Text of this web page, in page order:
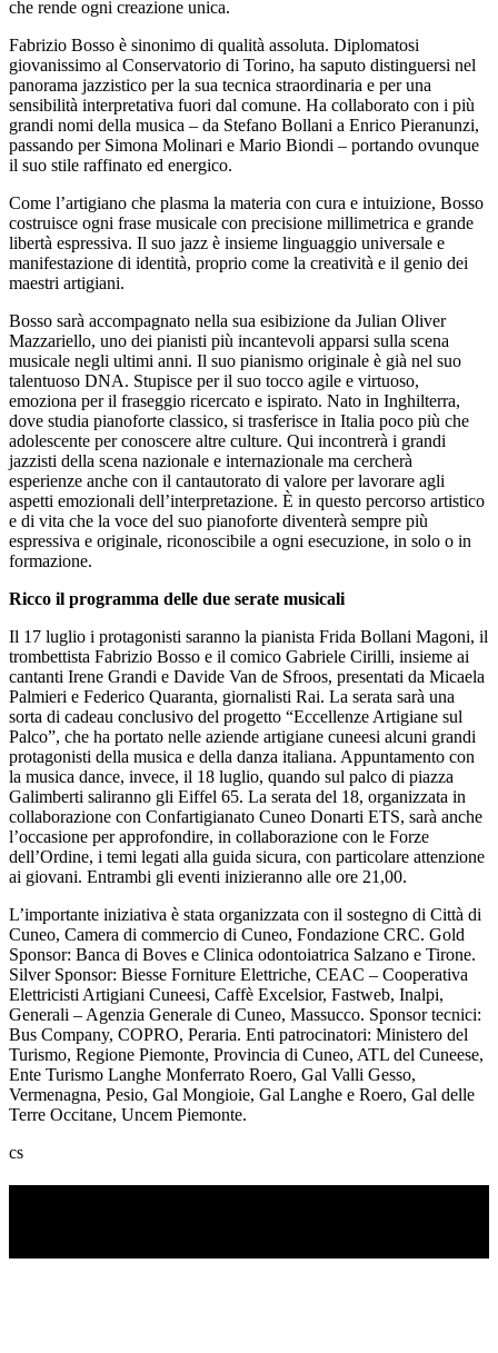
che rende ogni creazione unica.
Fabrizio Bosso è sinonimo di qualità assoluta. Diplomatosi
giovanissimo al Conservatorio di Torino, ha saputo distinguersi nel
panorama jazzistico per la sua tecnica straordinaria e per una
sensibilità interpretativa fuori dal comune. Ha collaborato con i più
grandi nomi della musica – da Stefano Bollani a Enrico Pieranunzi,
passando per Simona Molinari e Mario Biondi – portando ovunque
il suo stile raffinato ed energico.
Come l’artigiano che plasma la materia con cura e intuizione, Bosso
costruisce ogni frase musicale con precisione millimetrica e grande
libertà espressiva. Il suo jazz è insieme linguaggio universale e
manifestazione di identità, proprio come la creatività e il genio dei
maestri artigiani.
Bosso sarà accompagnato nella sua esibizione da Julian Oliver
Mazzariello, uno dei pianisti più incantevoli apparsi sulla scena
musicale negli ultimi anni. Il suo pianismo originale è già nel suo
talentuoso DNA. Stupisce per il suo tocco agile e virtuoso,
emoziona per il fraseggio ricercato e ispirato. Nato in Inghilterra,
dove studia pianoforte classico, si trasferisce in Italia poco più che
adolescente per conoscere altre culture. Qui incontrerà i grandi
jazzisti della scena nazionale e internazionale ma cercherà
esperienze anche con il cantautorato di valore per lavorare agli
aspetti emozionali dell’interpretazione. È in questo percorso artistico
e di vita che la voce del suo pianoforte diventerà sempre più
espressiva e originale, riconoscibile a ogni esecuzione, in solo o in
formazione.
Ricco il programma delle due serate musicali
Il 17 luglio i protagonisti saranno la pianista Frida Bollani Magoni, il
trombettista Fabrizio Bosso e il comico Gabriele Cirilli, insieme ai
cantanti Irene Grandi e Davide Van de Sfroos, presentati da Micaela
Palmieri e Federico Quaranta, giornalisti Rai. La serata sarà una
sorta di cadeau conclusivo del progetto “Eccellenze Artigiane sul
Palco”, che ha portato nelle aziende artigiane cuneesi alcuni grandi
protagonisti della musica e della danza italiana. Appuntamento con
la musica dance, invece, il 18 luglio, quando sul palco di piazza
Galimberti saliranno gli Eiffel 65. La serata del 18, organizzata in
collaborazione con Confartigianato Cuneo Donarti ETS, sarà anche
l’occasione per approfondire, in collaborazione con le Forze
dell’Ordine, i temi legati alla guida sicura, con particolare attenzione
ai giovani. Entrambi gli eventi inizieranno alle ore 21,00.
L’importante iniziativa è stata organizzata con il sostegno di Città di
Cuneo, Camera di commercio di Cuneo, Fondazione CRC. Gold
Sponsor: Banca di Boves e Clinica odontoiatrica Salzano e Tirone.
Silver Sponsor: Biesse Forniture Elettriche, CEAC – Cooperativa
Elettricisti Artigiani Cuneesi, Caffè Excelsior, Fastweb, Inalpi,
Generali – Agenzia Generale di Cuneo, Massucco. Sponsor tecnici:
Bus Company, COPRO, Peraria. Enti patrocinatori: Ministero del
Turismo, Regione Piemonte, Provincia di Cuneo, ATL del Cuneese,
Ente Turismo Langhe Monferrato Roero, Gal Valli Gesso,
Vermenagna, Pesio, Gal Mongioie, Gal Langhe e Roero, Gal delle
Terre Occitane, Uncem Piemonte.
cs